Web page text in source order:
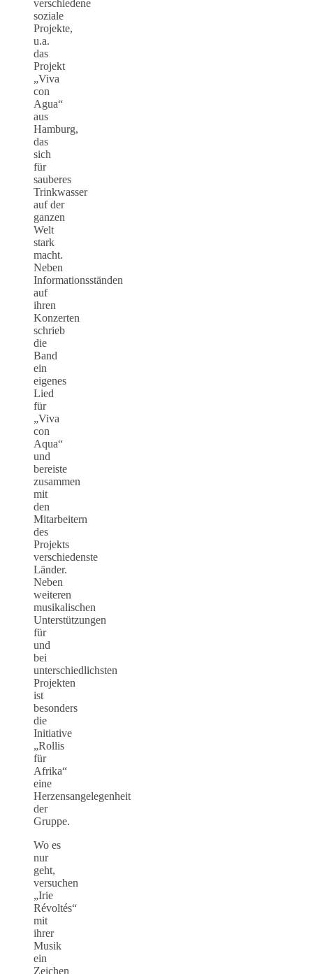
verschiedene
soziale
Projekte,
u.a.
das
Projekt
„Viva
con
Agua“
aus
Hamburg,
das
sich
für
sauberes
Trinkwasser
auf der
ganzen
Welt
stark
macht.
Neben
Informationsständen
auf
ihren
Konzerten
schrieb
die
Band
ein
eigenes
Lied
für
„Viva
con
Aqua“
und
bereiste
zusammen
mit
den
Mitarbeitern
des
Projekts
verschiedenste
Länder.
Neben
weiteren
musikalischen
Unterstützungen
für
und
bei
unterschiedlichsten
Projekten
ist
besonders
die
Initiative
„Rollis
für
Afrika“
eine
Herzensangelegenheit
der
Gruppe.
Wo es
nur
geht,
versuchen
„Irie
Révoltés“
mit
ihrer
Musik
ein
Zeichen